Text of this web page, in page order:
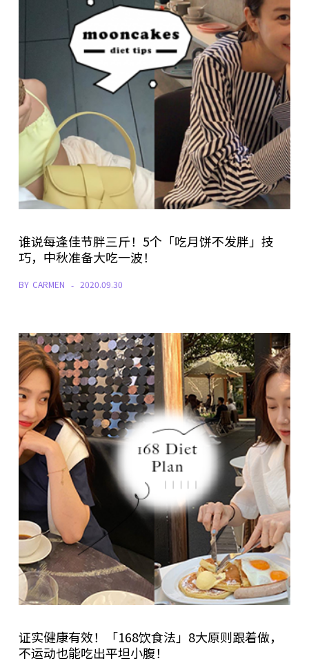
谁说每逢佳节胖三斤！5个「吃月饼不发胖」技
巧，中秋准备大吃一波！
BY CARMEN 2020.09.30
证实健康有效！「168饮食法」8大原则跟着做，
不运动也能吃出平坦小腹！